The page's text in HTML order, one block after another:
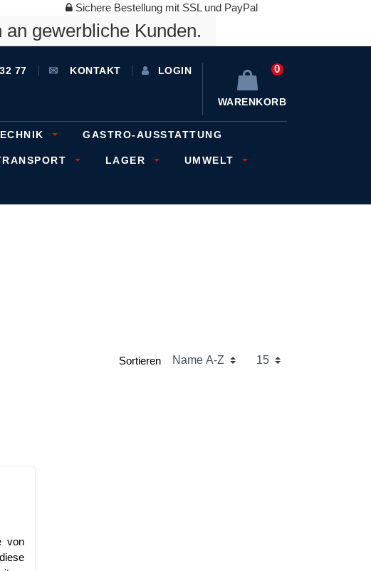
Sichere Bestellung mit SSL und PayPal
gewerbliche Kunden.
77 KONTAKT LOGIN 0
WARENKORB
GASTRO-AUSSTATTUNG
LAGER UMWELT
Sortieren
von